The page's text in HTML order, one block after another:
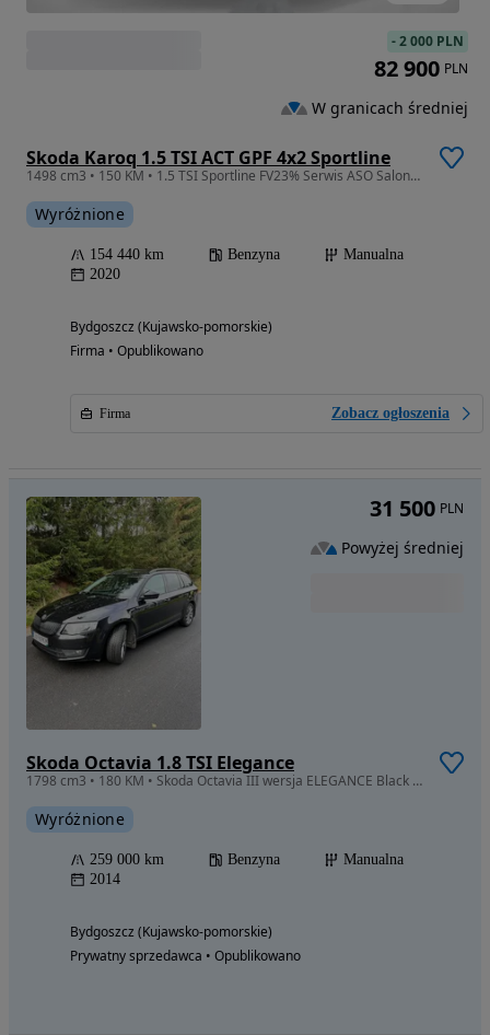
Skoda Karoq 1.5 TSI ACT GPF 4x2 Sportline
1498 cm3 • 150 KM • 1.5 TSI Sportline FV23% Serwis ASO Salon Polska
Wyróżnione
154 440 km Benzyna
Manualna
2020
Bydgoszcz (Kujawsko-pomorskie)
Firma • Opublikowano
Firma Zobacz ogłoszenia
-2 000 PLN
82 900 PLN
W granicach średniej
Skoda Octavia 1.8 TSI Elegance
1798 cm3 • 180 KM • Skoda Octavia III wersja ELEGANCE Black 1.8 TFSI serwis ASO full LED
Wyróżnione
259 000 km Benzyna
Manualna
2014
Bydgoszcz (Kujawsko-pomorskie)
Prywatny sprzedawca • Opublikowano
31 500 PLN
Powyżej średniej